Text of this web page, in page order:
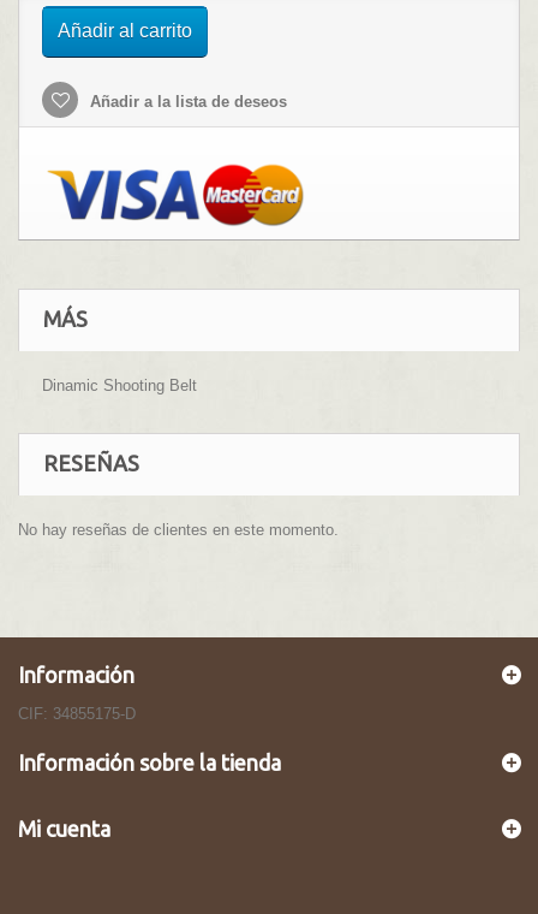
Añadir al carrito
Añadir a la lista de deseos
MÁS
Dinamic Shooting Belt
RESEÑAS
No hay reseñas de clientes en este momento.
Información
CIF: 34855175-D
Información sobre la tienda
Mi cuenta